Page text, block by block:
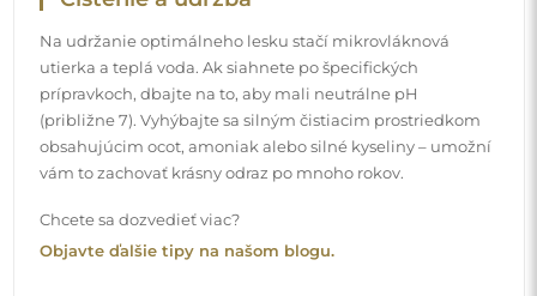
Ponúkame službu doručenia domov, ktorá vám umožní
prijať balík priamo pred vaše dvere. Za príplatok 40 €
ponúkame ajdoručenie až do bytu, ktoré umožňuje
doručiť balík priamo do vášho domu (pre rozmery do
80×120 cm alebo s priemerom 100 cm). Pri väčších
produktoch sa môže vyžadovať drobná pomoc, napríklad
otvorenie dverí. Ak túto službu pri objednávke nezvolíte a
neumiestni.